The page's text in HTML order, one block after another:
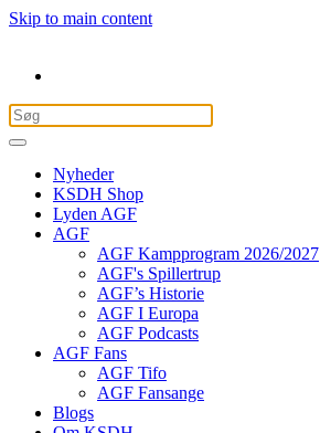
Skip to main content
Nyheder
KSDH Shop
Lyden AGF
AGF
AGF Kampprogram 2026/2027
AGF's Spillertrup
AGF’s Historie
AGF I Europa
AGF Podcasts
AGF Fans
AGF Tifo
AGF Fansange
Blogs